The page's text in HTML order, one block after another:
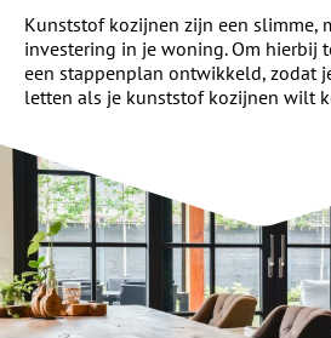
Kunststof kozijnen zijn een slimme,
investering in je woning. Om hierbij
een stappenplan ontwikkeld, zodat
letten als je kunststof kozijnen wilt